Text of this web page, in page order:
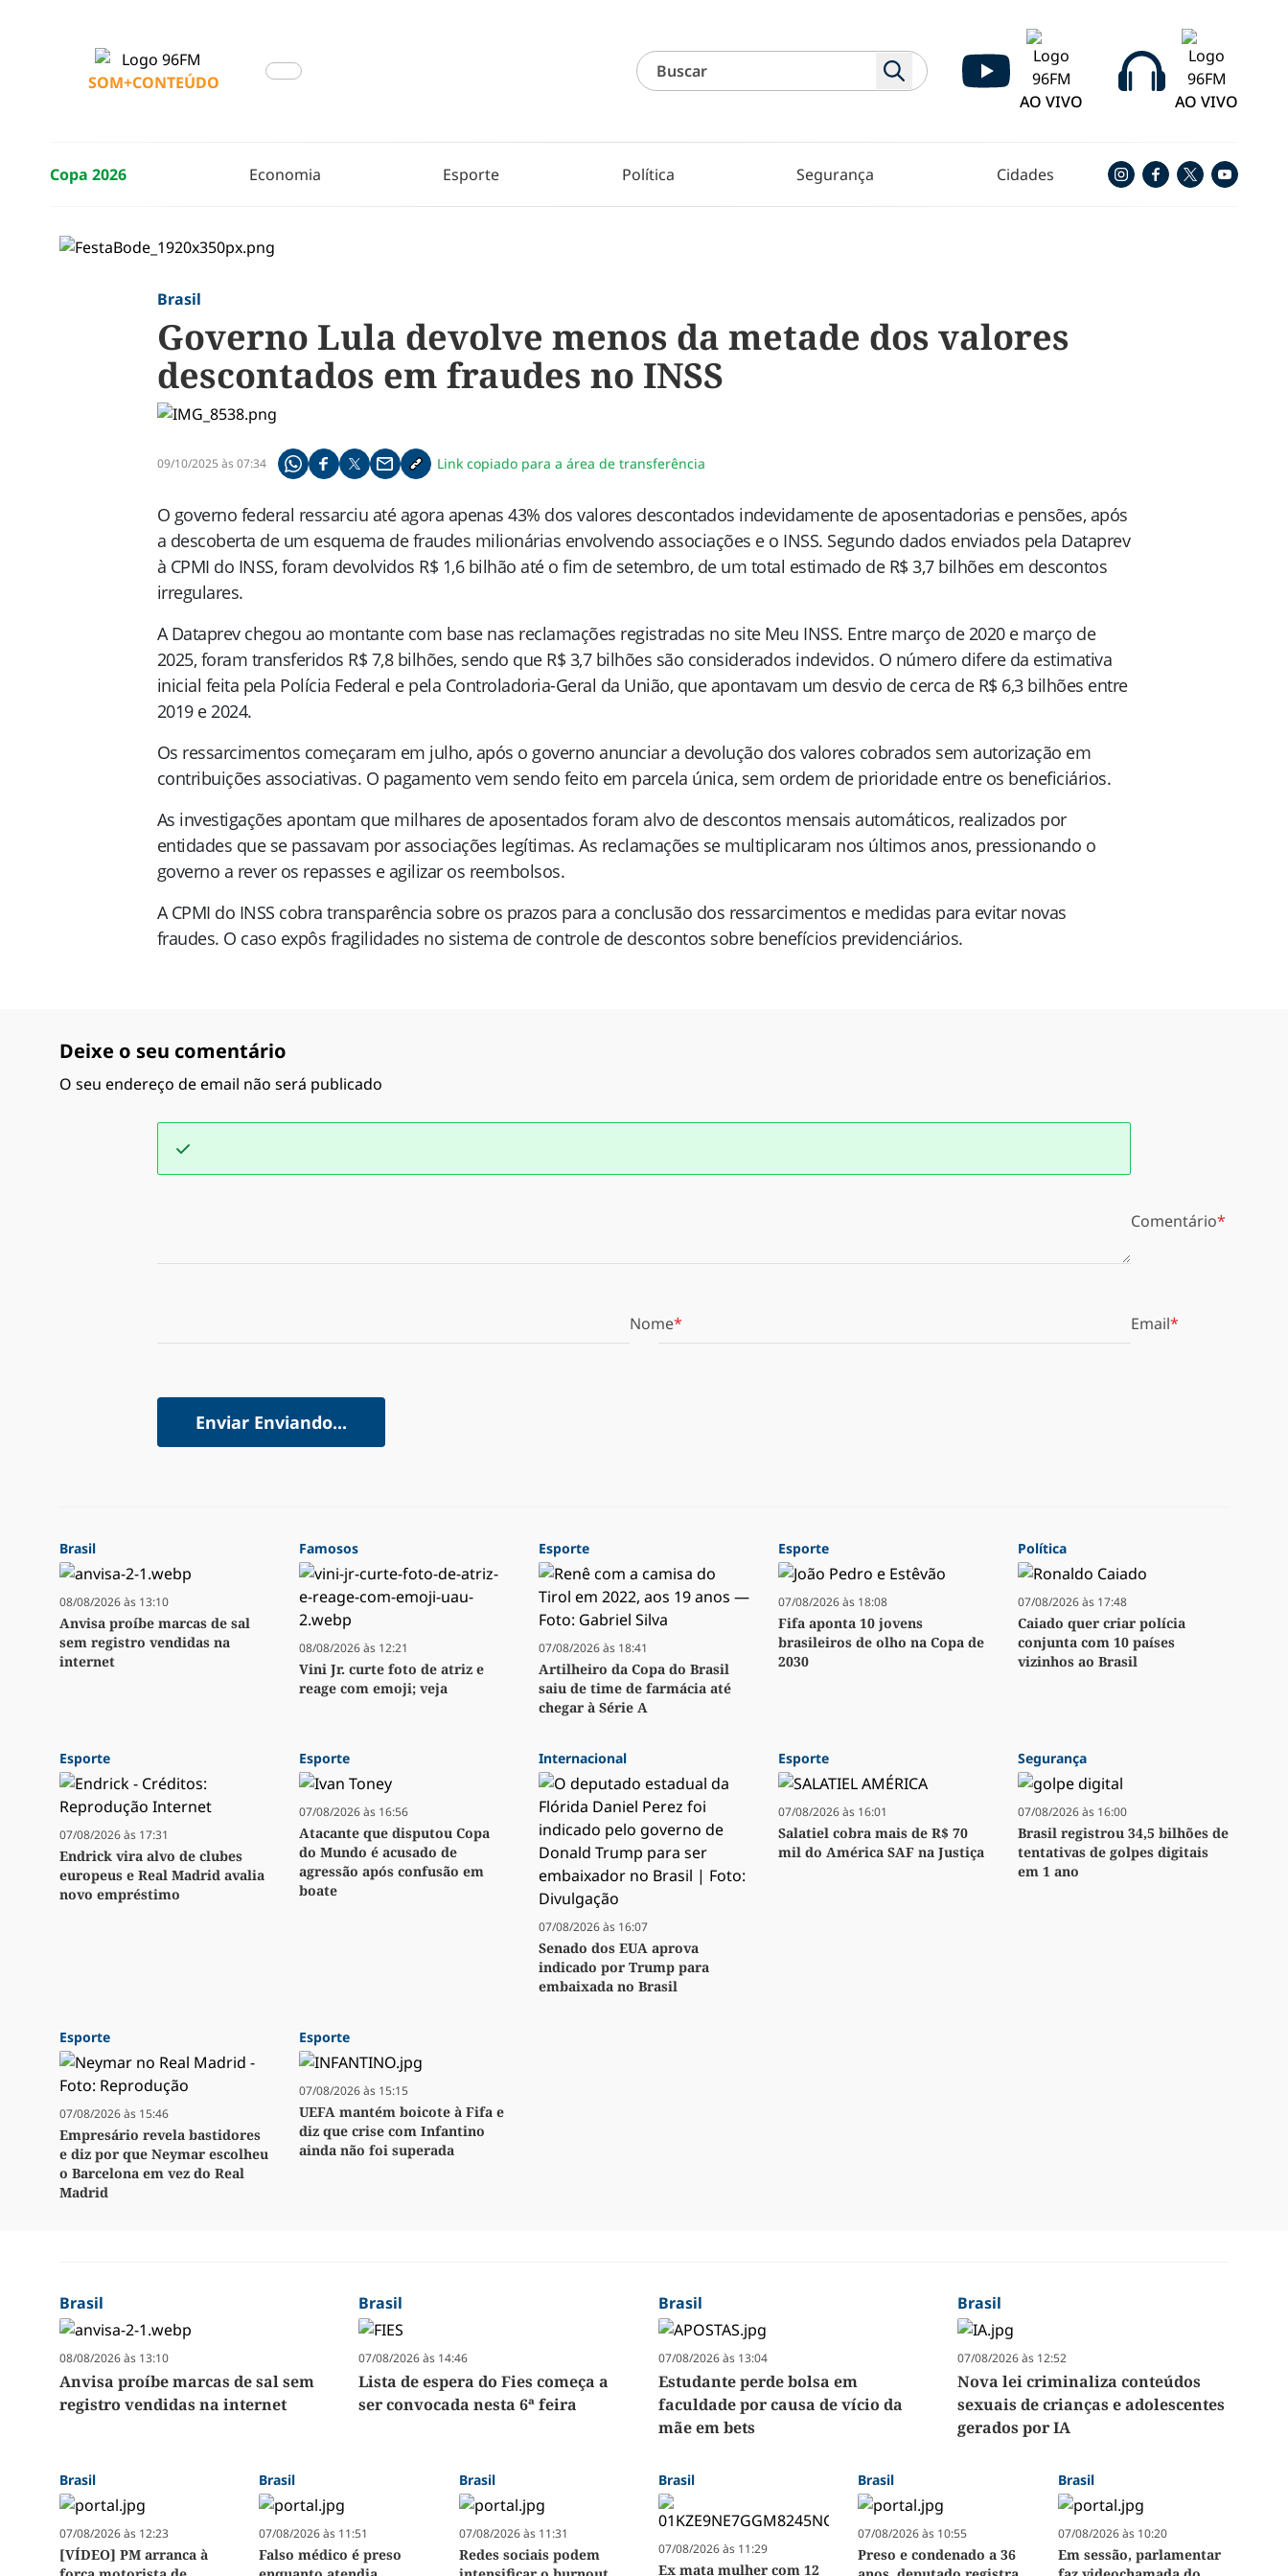
SOM+CONTEÚDO
AO VIVO
AO VIVO
Copa 2026 Economia Esporte Política Segurança Cidades
Brasil
Governo Lula devolve menos da metade dos valores
descontados em fraudes no INSS
09/10/2025 às 07:34 Compartilhe pelo whatsapp
Compartilhar no facebook
Compartilhar no twitter
Compartilhe pelo email
Copiar link da notícia
Link copiado para a área de transferência
O governo federal ressarciu até agora apenas 43% dos valores descontados indevidamente de aposentadorias e pensões, após
a descoberta de um esquema de fraudes milionárias envolvendo associações e o INSS. Segundo dados enviados pela Dataprev
à CPMI do INSS, foram devolvidos R$ 1,6 bilhão até o fim de setembro, de um total estimado de R$ 3,7 bilhões em descontos
irregulares.
A Dataprev chegou ao montante com base nas reclamações registradas no site Meu INSS. Entre março de 2020 e março de
2025, foram transferidos R$ 7,8 bilhões, sendo que R$ 3,7 bilhões são considerados indevidos. O número difere da estimativa
inicial feita pela Polícia Federal e pela Controladoria-Geral da União, que apontavam um desvio de cerca de R$ 6,3 bilhões entre
2019 e 2024.
Os ressarcimentos começaram em julho, após o governo anunciar a devolução dos valores cobrados sem autorização em
contribuições associativas. O pagamento vem sendo feito em parcela única, sem ordem de prioridade entre os beneficiários.
As investigações apontam que milhares de aposentados foram alvo de descontos mensais automáticos, realizados por
entidades que se passavam por associações legítimas. As reclamações se multiplicaram nos últimos anos, pressionando o
governo a rever os repasses e agilizar os reembolsos.
A CPMI do INSS cobra transparência sobre os prazos para a conclusão dos ressarcimentos e medidas para evitar novas
fraudes. O caso expôs fragilidades no sistema de controle de descontos sobre benefícios previdenciários.
Deixe o seu comentário
O seu endereço de email não será publicado
Comentário
Nome Email
Enviar Enviando...
Brasil
08/08/2026 às 13:10
Anvisa proíbe marcas de sal
sem registro vendidas na
internet
Famosos
08/08/2026 às 12:21
Vini Jr. curte foto de atriz e
reage com emoji; veja
Esporte
07/08/2026 às 18:41
Artilheiro da Copa do Brasil
saiu de time de farmácia até
chegar à Série A
Esporte
07/08/2026 às 18:08
Fifa aponta 10 jovens
brasileiros de olho na Copa de
2030
Política
07/08/2026 às 17:48
Caiado quer criar polícia
conjunta com 10 países
vizinhos ao Brasil
Esporte
07/08/2026 às 17:31
Endrick vira alvo de clubes
europeus e Real Madrid avalia
novo empréstimo
Esporte
07/08/2026 às 16:56
Atacante que disputou Copa
do Mundo é acusado de
agressão após confusão em
boate
Internacional
07/08/2026 às 16:07
Senado dos EUA aprova
indicado por Trump para
embaixada no Brasil
Esporte
07/08/2026 às 16:01
Salatiel cobra mais de R$ 70
mil do América SAF na Justiça
Segurança
07/08/2026 às 16:00
Brasil registrou 34,5 bilhões de
tentativas de golpes digitais
em 1 ano
Esporte
07/08/2026 às 15:46
Empresário revela bastidores
e diz por que Neymar escolheu
o Barcelona em vez do Real
Madrid
Esporte
07/08/2026 às 15:15
UEFA mantém boicote à Fifa e
diz que crise com Infantino
ainda não foi superada
Brasil
08/08/2026 às 13:10
Anvisa proíbe marcas de sal sem
registro vendidas na internet
Brasil
07/08/2026 às 14:46
Lista de espera do Fies começa a
ser convocada nesta 6ª feira
Brasil
07/08/2026 às 13:04
Estudante perde bolsa em
faculdade por causa de vício da
mãe em bets
Brasil
07/08/2026 às 12:52
Nova lei criminaliza conteúdos
sexuais de crianças e adolescentes
gerados por IA
Brasil
07/08/2026 às 12:23
[VÍDEO] PM arranca à
Brasil
07/08/2026 às 11:51
Falso médico é preso
Brasil
07/08/2026 às 11:31
Redes sociais podem
Brasil
07/08/2026 às 11:29
Ex mata mulher com 12
Brasil
07/08/2026 às 10:55
Preso e condenado a 36
Brasil
07/08/2026 às 10:20
Em sessão, parlamentar